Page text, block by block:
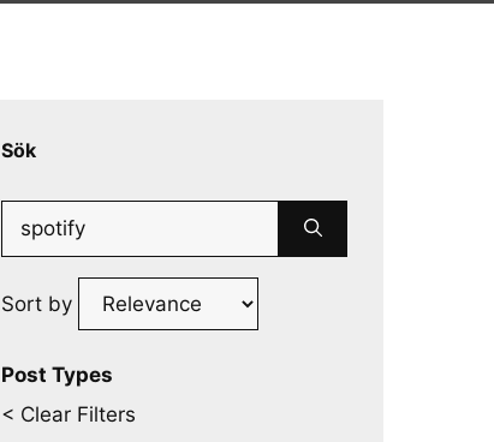
Sök
Search
Sort by
Post Types
< Clear Filters